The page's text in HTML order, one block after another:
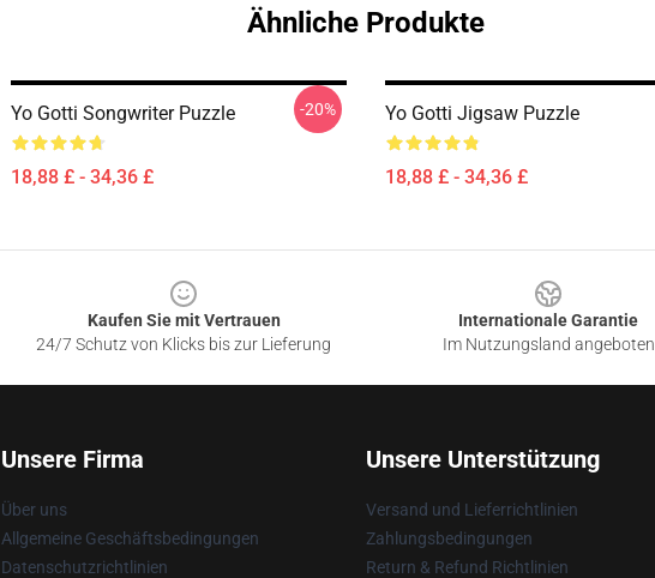
Ähnliche Produkte
Yo Gotti Songwriter Puzzle
18,88 £ - 34,36 £
-20% Yo Gotti Jigsaw Puzzle
18,88 £ - 34,36 £
Kaufen Sie mit Vertrauen
24/7 Schutz von Klicks bis zur Lieferung
Internationale Garantie
Im Nutzungsland angeboten
Unsere Firma
Über uns
Allgemeine Geschäftsbedingungen
Datenschutzrichtlinien
Unsere Unterstützung
Versand und Lieferrichtlinien
Zahlungsbedingungen
Return & Refund Richtlinien